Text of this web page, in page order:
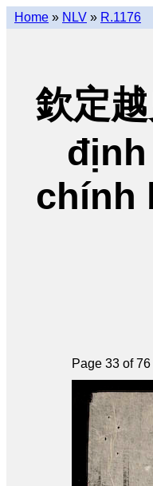
Home » NLV » R.1176
欽定
chính
Page 33 of 76